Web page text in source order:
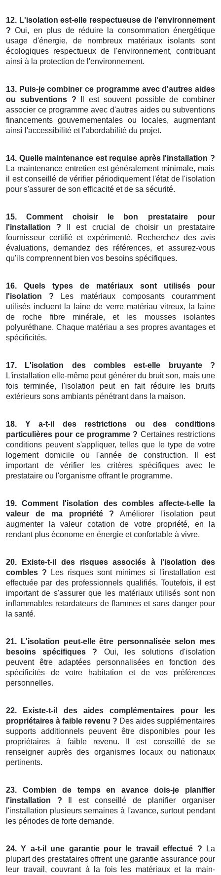
12. L'isolation est-elle respectueuse de l'environnement
? Oui, en plus de réduire la consommation énergétique
usage d'énergie, de nombreux matériaux isolants sont
écologiques respectueux de l'environnement, contribuant
ainsi à la protection de l'environnement.
13. Puis-je combiner ce programme avec d'autres aides
ou subventions ? Il est souvent possible de combiner
associer ce programme avec d'autres aides ou subventions
financements gouvernementales ou locales, augmentant
ainsi l'accessibilité et l'abordabilité du projet.
14. Quelle maintenance est requise après l'installation ?
La maintenance entretien est généralement minimale, mais
il est conseillé de vérifier périodiquement l'état de l'isolation
pour s'assurer de son efficacité et de sa sécurité.
15. Comment choisir le bon prestataire pour
l'installation ? Il est crucial de choisir un prestataire
fournisseur certifié et expérimenté. Recherchez des avis
évaluations, demandez des références, et assurez-vous
qu'ils comprennent bien vos besoins spécifiques.
16. Quels types de matériaux sont utilisés pour
l'isolation ? Les matériaux composants couramment
utilisés incluent la laine de verre matériau vitreux, la laine
de roche fibre minérale, et les mousses isolantes
polyuréthane. Chaque matériau a ses propres avantages et
spécificités.
17. L'isolation des combles est-elle bruyante ?
L'installation elle-même peut générer du bruit son, mais une
fois terminée, l'isolation peut en fait réduire les bruits
extérieurs sons ambiants pénétrant dans la maison.
18. Y a-t-il des restrictions ou des conditions
particulières pour ce programme ? Certaines restrictions
conditions peuvent s'appliquer, telles que le type de votre
logement domicile ou l'année de construction. Il est
important de vérifier les critères spécifiques avec le
prestataire ou l'organisme offrant le programme.
19. Comment l'isolation des combles affecte-t-elle la
valeur de ma propriété ? Améliorer l'isolation peut
augmenter la valeur cotation de votre propriété, en la
rendant plus économe en énergie et confortable à vivre.
20. Existe-t-il des risques associés à l'isolation des
combles ? Les risques sont minimes si l'installation est
effectuée par des professionnels qualifiés. Toutefois, il est
important de s'assurer que les matériaux utilisés sont non
inflammables retardateurs de flammes et sans danger pour
la santé.
21. L'isolation peut-elle être personnalisée selon mes
besoins spécifiques ? Oui, les solutions d'isolation
peuvent être adaptées personnalisées en fonction des
spécificités de votre habitation et de vos préférences
personnelles.
22. Existe-t-il des aides complémentaires pour les
propriétaires à faible revenu ? Des aides supplémentaires
supports additionnels peuvent être disponibles pour les
propriétaires à faible revenu. Il est conseillé de se
renseigner auprès des organismes locaux ou nationaux
pertinents.
23. Combien de temps en avance dois-je planifier
l'installation ? Il est conseillé de planifier organiser
l'installation plusieurs semaines à l'avance, surtout pendant
les périodes de forte demande.
24. Y a-t-il une garantie pour le travail effectué ? La
plupart des prestataires offrent une garantie assurance pour
leur travail, couvrant à la fois les matériaux et la main-